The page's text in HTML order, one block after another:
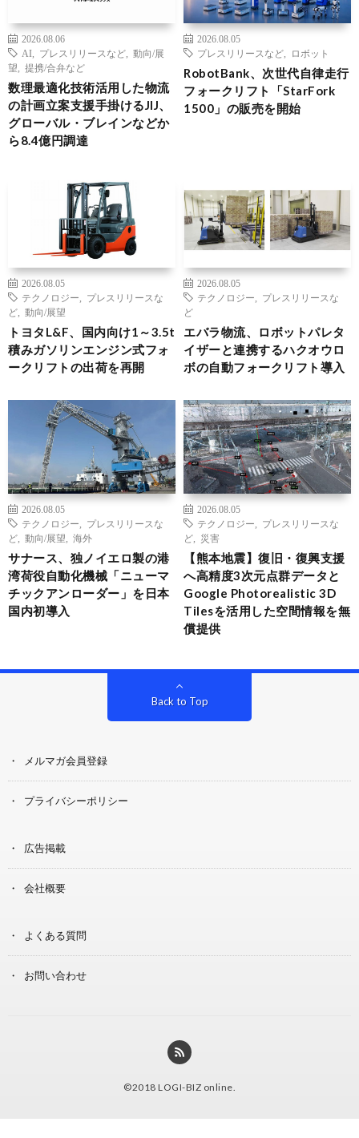
2026.08.06
AI
プレスリリースなど
動向/展
望
提携/合弁など
数理最適化技術活用した物流
の計画立案支援手掛けるJIJ、
グローバル・ブレインなどか
ら8.4億円調達
2026.08.05
プレスリリースなど
ロボット
RobotBank、次世代自律走行
フォークリフト「StarFork
1500」の販売を開始
2026.08.05
テクノロジー
プレスリリースな
ど
動向/展望
トヨタL&F、国内向け1～3.5t
積みガソリンエンジン式フォ
ークリフトの出荷を再開
2026.08.05
テクノロジー
プレスリリースな
ど
エバラ物流、ロボットパレタ
イザーと連携するハクオウロ
ボの自動フォークリフト導入
2026.08.05
テクノロジー
プレスリリースな
ど
動向/展望 海外
サナース、独ノイエロ製の港
湾荷役自動化機械「ニューマ
チックアンローダー」を日本
国内初導入
2026.08.05
テクノロジー
プレスリリースな
ど
災害
【熊本地震】復旧・復興支援
へ高精度3次元点群データと
Google Photorealistic 3D
Tilesを活用した空間情報を無
償提供
Back to Top
メルマガ会員登録
プライバシーポリシー
広告掲載
会社概要
よくある質問
お問い合わせ
©2018 LOGI-BIZ online.